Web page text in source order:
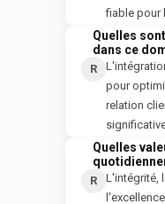
fiable pour
Quelles
dans ce
R
pour
relation
Quelles
R
L'intégrité,